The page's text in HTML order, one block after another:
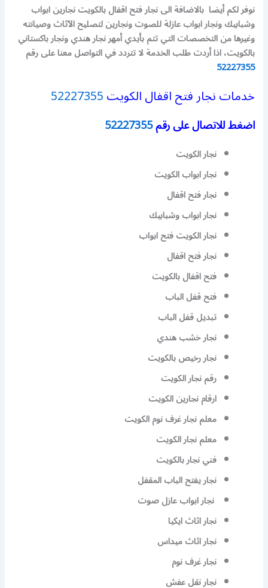
نوفر لكم أيضا بالاضافة الى نجار فتح اقفال بالكويت نجارين ابواب
وشبابيك ونجار ابواب عازلة للصوت ونجارين لتصليح الآثاث وصيانته
وغيرها من التخصصات التي تتم بأيدي أمهر نجار هندي ونجار باكستاني
بالكويت، اذا أردت طلب الخدمة لا تتردد في التواصل معنا على رقم
52227355
خدمات نجار فتح اقفال الكويت52227355
اضغط للاتصال على رقم52227355
نجار الكويت
نجار ابواب الكويت
نجار فتح اقفال
نجار ابواب وشبابيك
نجار الكويت فتح ابواب
نجار فتح اقفال
فتح اقفال بالكويت
فتح قفل الباب
تبديل قفل الباب
نجار خشب هندي
نجار رخيص بالكويت
رقم نجار الكويت
ارقام نجارين الكويت
معلم نجار غرف نوم الكويت
معلم نجار الكويت
فني نجار بالكويت
نجار يفتح الباب المقفل
نجار ابواب عازل صوت
نجار اثاث ايكيا
نجار اثاث ميداس
نجار غرف نوم
نجار نقل عفش